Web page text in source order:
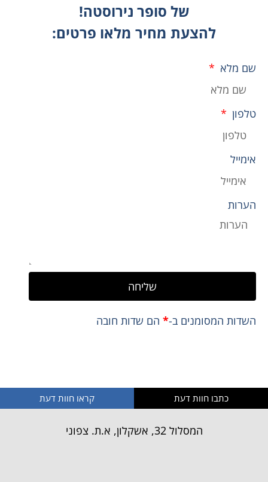
של סופר נירוסטה!
להצעת מחיר מלאו פרטים:
שם מלא
טלפון
אימייל
הערות
שליחה
השדות המסומנים ב-* הם שדות חובה
כתבו חוות דעת קראו חוות דעת
המסלול 32, אשקלון, א.ת. צפוני